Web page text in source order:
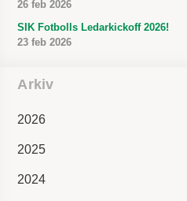
26 feb 2026
SIK Fotbolls Ledarkickoff 2026!
23 feb 2026
Arkiv
2026
2025
2024